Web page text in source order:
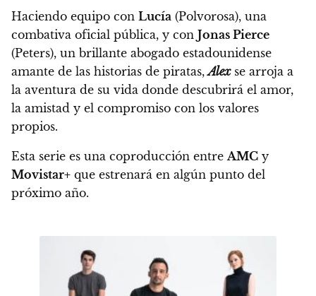
Haciendo equipo con Lucía (Polvorosa), una
combativa oficial pública, y con Jonas Pierce
(Peters), un brillante abogado estadounidense
amante de las historias de piratas,Alexse arroja a
la aventura de su vida donde descubrirá el amor,
la amistad y el compromiso con los valores
propios.
Esta serie es una coproducción entreAMC y
Movistar+ que estrenará en algún punto del
próximo año.